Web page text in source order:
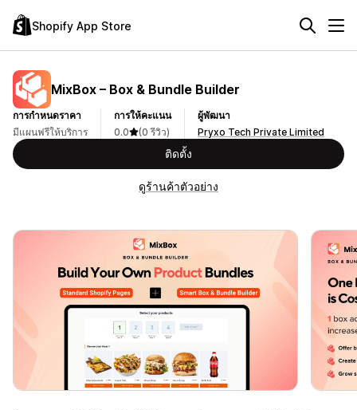
Shopify App Store
MixBox – Box & Bundle Builder
การกำหนดราคา
มีแผนฟรีให้บริการ
การให้คะแนน
0.0
(0 รีวิว)
ผู้พัฒนา
Pryxo Tech Private Limited
ติดตั้ง
ดูร้านค้าตัวอย่าง